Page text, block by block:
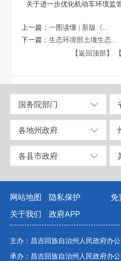
关于进一步优化机动车环境监
上一篇：一图读懂 | 新版《...
下一篇：生态环境部土壤生态...
【返回顶部】
国务院部门
各地州政府
各县市政府
网站地图 隐私保护 免
关于我们
政府APP
主办：昌吉回族自治州人民政府办
承办：昌吉回族自治州人民政府办